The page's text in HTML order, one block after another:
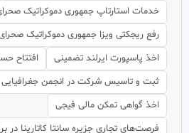
خدمات استارتاپ جمهوری دموکراتیک
رفع ریجکتی ویزا جمهوری دموکراتیک
اخذ پاسپورت ایرلند تضمینی
افتتاح
ثبت و تاسیس شرکت در انجمن جغرافیایی
اخذ گواهی تمکن مالی فیجی
فرصت‌های تجاری جزیره سانتا کاتارینا در